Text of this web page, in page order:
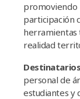
promoviendo
participación
herramientas
realidad
personal de
estudiantes y